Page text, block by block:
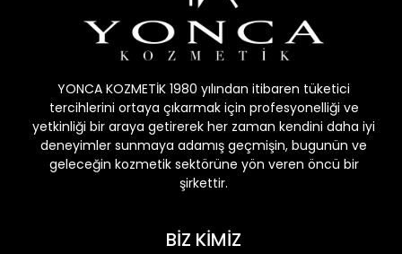
YONCA KOZMETİK 1980 yılından itibaren tüketici
tercihlerini ortaya çıkarmak için profesyonelliği ve
yetkinliği bir araya getirerek her zaman kendini daha iyi
deneyimler sunmaya adamış geçmişin, bugunün ve
geleceğin kozmetik sektörüne yön veren öncü bir
şirkettir.
BİZ KİMİZ